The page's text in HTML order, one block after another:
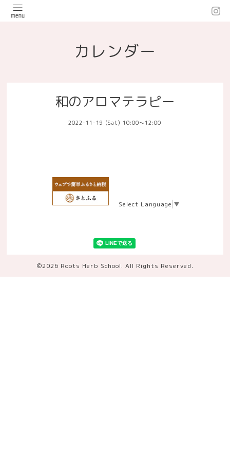
カレンダー
和のアロマテラピー
2022-11-19 (Sat) 10:00～12:00
Select Language ▼
©2026 Roots Herb School. All Rights Reserved.